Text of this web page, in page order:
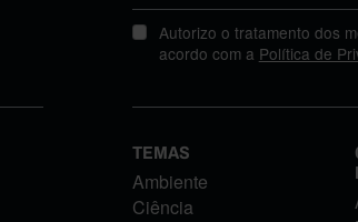
Autorizo o tratamento dos
acordo com a Política de
TEMAS
Ambiente
Ciência